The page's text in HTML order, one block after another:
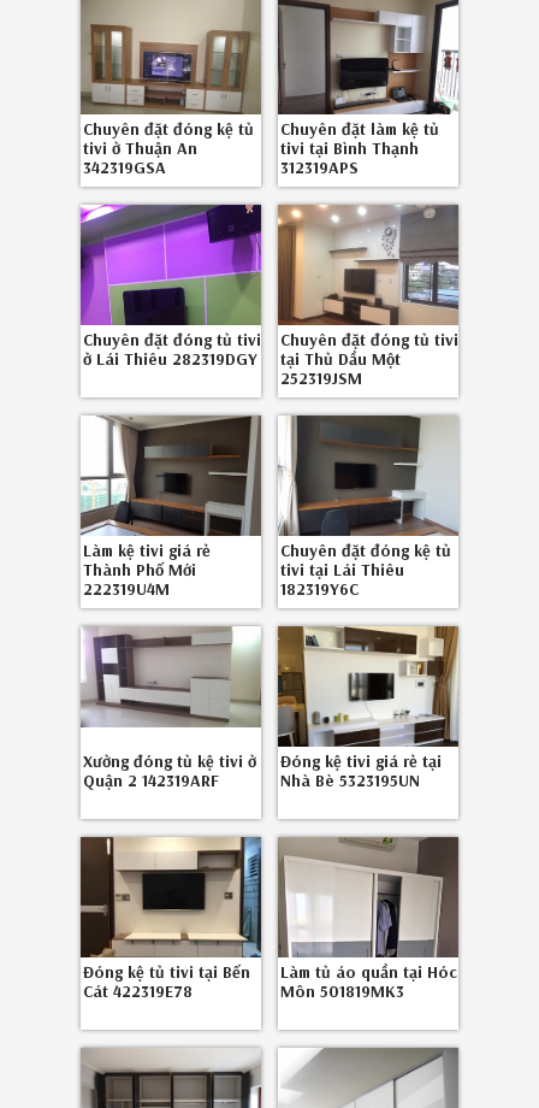
Chuyên đặt đóng kệ tủ
tivi ở Thuận An
342319GSA
Chuyên đặt làm kệ tủ
tivi tại Bình Thạnh
312319APS
Chuyên đặt đóng tủ tivi
ở Lái Thiêu 282319DGY
Chuyên đặt đóng tủ tivi
tại Thủ Dầu Một
252319JSM
Làm kệ tivi giá rẻ
Thành Phố Mới
222319U4M
Chuyên đặt đóng kệ tủ
tivi tại Lái Thiêu
182319Y6C
Xưởng đóng tủ kệ tivi ở
Quận 2 142319ARF
Đóng kệ tivi giá rẻ tại
Nhà Bè 5323195UN
Đóng kệ tủ tivi tại Bến
Cát 422319E78
Làm tủ áo quần tại Hóc
Môn 501819MK3